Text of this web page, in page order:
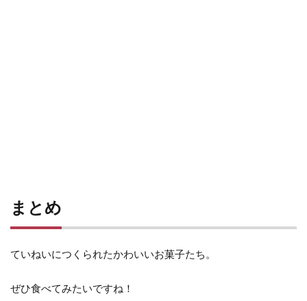
まとめ
ていねいにつくられたかわいいお菓子たち。
ぜひ食べてみたいですね！